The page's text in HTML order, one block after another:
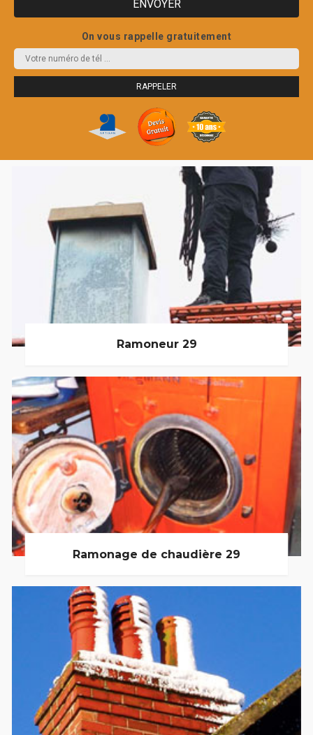
On vous rappelle gratuitement
Ramoneur 29
Ramonage de chaudière 29